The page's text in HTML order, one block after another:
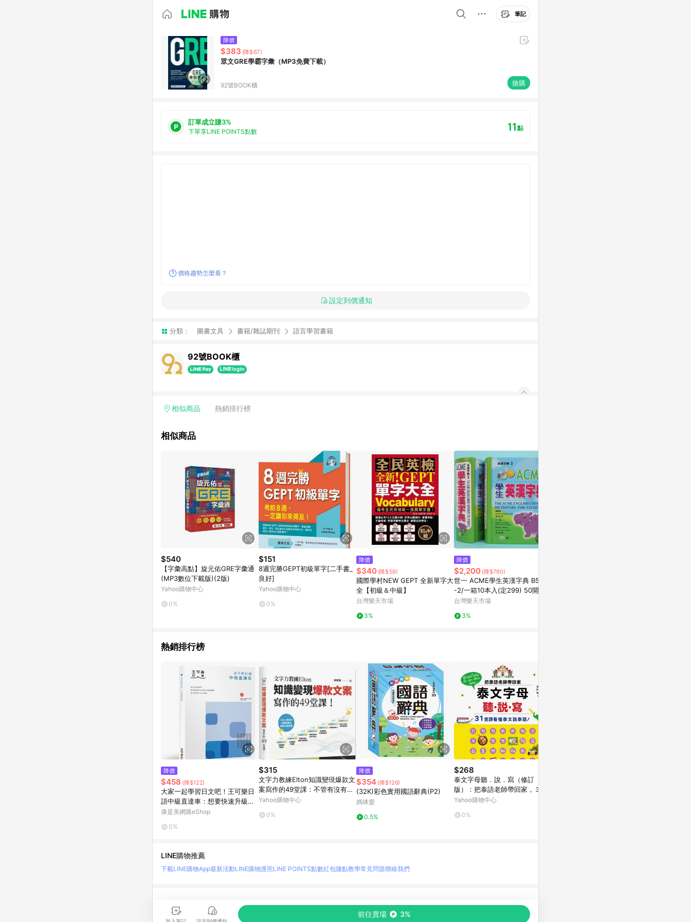
筆記
降價
$383 (降$67)
眾文GRE學霸字彙（MP3免費下載）
92號BOOK櫃 搶購
訂單成立賺3%
下單享LINE POINTS點數 11點
價格趨勢怎麼看？
設定到價通知
分類： 圖書文具 書籍/雜誌期刊 語言學習書籍
92號BOOK櫃
相似商品 熱銷排行榜
相似商品
$540
【字彙高點】旋元佑GRE字彙通
(MP3數位下載版)(2版)
Yahoo購物中心
0%
$151
8週完勝GEPT初級單字[二手書_
良好]
Yahoo購物中心
0%
降價
$340 (降$59)
國際學村NEW GEPT 全新單字大
全【初級＆中級】
台灣樂天市場
3%
降價
$2,200 (降$790)
世一 ACME學生英漢字典 B5203
-2/一箱10本入(定299) 50開精
裝本-益【APP滿額下單10%點數
台灣樂天市場
3%
熱銷排行榜
降價
$458 (降$122)
大家一起學習日文吧！王可樂日
語中級直達車：想要快速升級日
語能力就靠這本！詳盡文法、大
康是美網購eShop
0%
$315
文字力教練Elton知識變現爆款文
案寫作的49堂課：不管有沒有文
案基礎都能開始，零經[二手書_
Yahoo購物中心
0%
降價
$354 (降$126)
(32K)彩色實用國語辭典(P2)
媽咪愛
0.5%
$268
泰文字母聽．說．寫（修訂
版）：把泰語老師帶回家，３１
堂課看懂泰文說泰語！[二手書_
Yahoo購物中心
0%
前往賣場 3%
LINE購物推薦
下載LINE購物App最新活動LINE購物護照LINE POINTS點數紅包賺點教學常見問題聯絡我們
LINE 購物是匯集購物情報與商品資訊的整合性平台，並依購物情報中的趨勢與風格做合作網路商家的延伸商品推薦，商品資料更新會有
時間差，請務必點擊商品至各合作網路商家，確認現售價與購物條件，一切資訊以合作廠商網頁為準。